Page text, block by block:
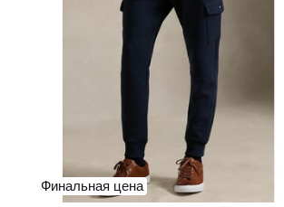
Финальная цена